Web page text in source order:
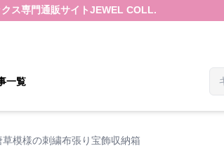
ス専門通販サイトJEWEL COLL.
一覧
模様の刺繍布張り宝飾収納箱